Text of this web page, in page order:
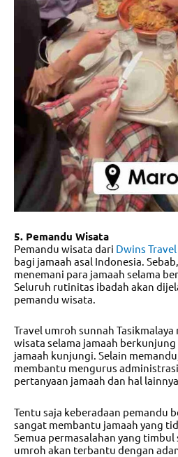
5. Pemandu Wisata
Pemandu wisata dari Dwins Travel
bagi jamaah asal Indonesia.
menemani para jamaah selama
Seluruh rutinitas ibadah akan
pemandu wisata.
Travel umroh sunnah Tasikmalaya
wisata selama jamaah
jamaah kunjungi. Selain
membantu mengurus
pertanyaan jamaah dan hal
Tentu saja keberadaan pemandu
sangat membantu jamaah yang
Semua permasalahan yang timbul
umroh akan terbantu dengan